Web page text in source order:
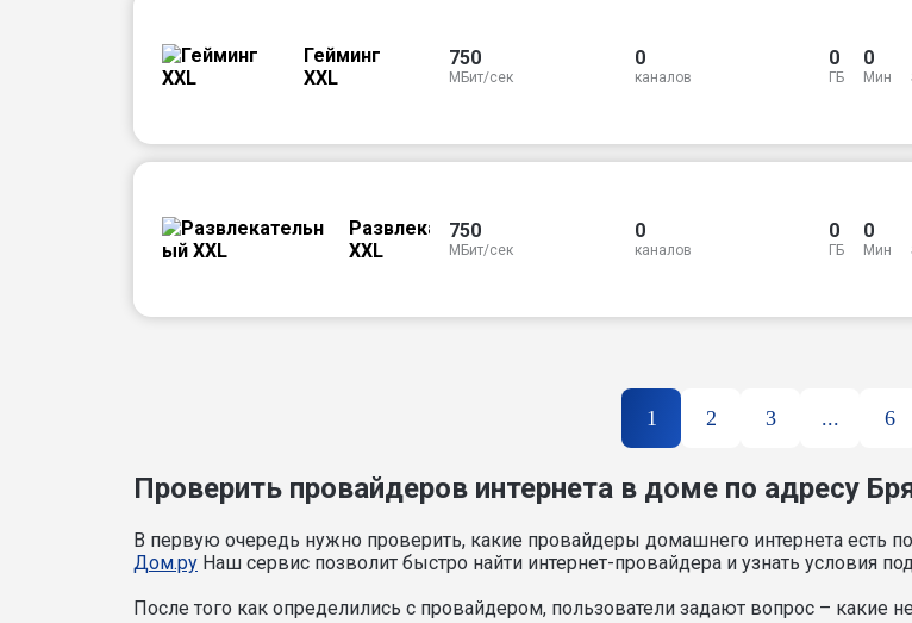
Гейминг
XXL
750
МБит/сек
0
каналов
0
ГБ
0
Мин
Развлекательный
XXL
750
МБит/сек
0
каналов
0
ГБ
0
Мин
1 2 3 ... 6
Проверить провайдеров интернета в доме по адресу
В первую очередь нужно проверить, какие провайдеры домашнего интернета есть
Дом.ру Наш сервис позволит быстро найти интернет-провайдера и узнать условия
После того как определились с провайдером, пользователи задают вопрос – какие